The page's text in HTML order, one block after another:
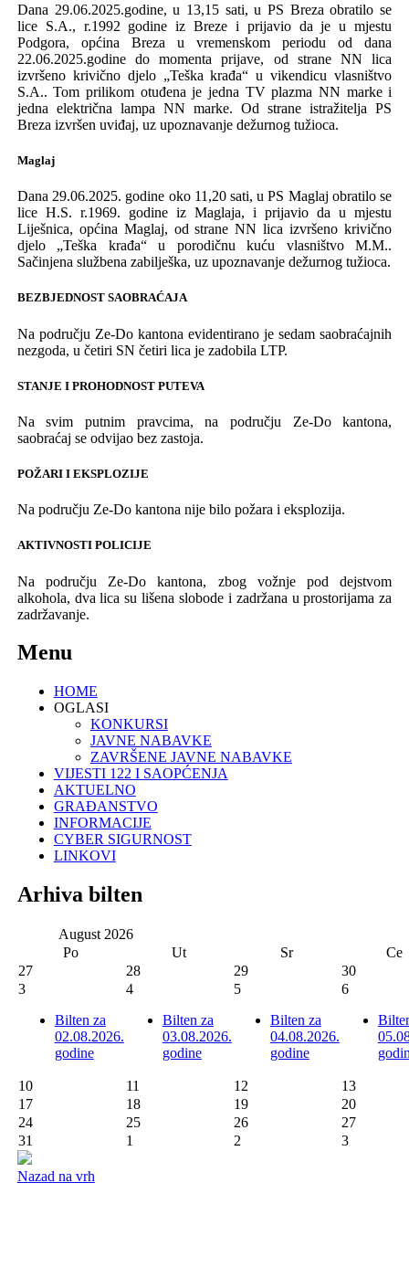
Dana 29.06.2025.godine, u 13,15 sati, u PS Breza obratilo se
lice S.A., r.1992 godine iz Breze i prijavio da je u mjestu
Podgora, općina Breza u vremenskom periodu od dana
22.06.2025.godine do momenta prijave, od strane NN lica
izvršeno krivično djelo „Teška krađa“ u vikendicu vlasništvo
S.A.. Tom prilikom otuđena je jedna TV plazma NN marke i
jedna električna lampa NN marke. Od strane istražitelja PS
Breza izvršen uviđaj, uz upoznavanje dežurnog tužioca.
Maglaj
Dana 29.06.2025. godine oko 11,20 sati, u PS Maglaj obratilo se
lice H.S. r.1969. godine iz Maglaja, i prijavio da u mjestu
Liješnica, općina Maglaj, od strane NN lica izvršeno krivično
djelo „Teška krađa“ u porodičnu kuću vlasništvo M.M..
Sačinjena službena zabilješka, uz upoznavanje dežurnog tužioca.
BEZBJEDNOST SAOBRAĆAJA
Na području Ze-Do kantona evidentirano je sedam saobraćajnih
nezgoda, u četiri SN četiri lica je zadobila LTP.
STANJE I PROHODNOST PUTEVA
Na svim putnim pravcima, na području Ze-Do kantona,
saobraćaj se odvijao bez zastoja.
POŽARI I EKSPLOZIJE
Na području Ze-Do kantona nije bilo požara i eksplozija.
AKTIVNOSTI POLICIJE
Na području Ze-Do kantona, zbog vožnje pod dejstvom
alkohola, dva lica su lišena slobode i zadržana u prostorijama za
zadržavanje.
Menu
HOME
OGLASI
KONKURSI
JAVNE NABAVKE
ZAVRŠENE JAVNE NABAVKE
VIJESTI 122 I SAOPĆENJA
AKTUELNO
GRAĐANSTVO
INFORMACIJE
CYBER SIGURNOST
LINKOVI
Arhiva bilten
August 2026
Po
Ut Sr
Ce
27
28 29
30
3
Bilten za
02.08.2026.
godine
4
Bilten za
03.08.2026.
godine
5
Bilten za
04.08.2026.
godine
6
10 11 12
13
17
18 19
20
24
25 26
27
31
1 2 3
Nazad na vrh